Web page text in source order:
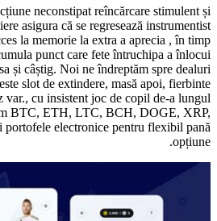
de acțiune neconstipat reîncărcare
expediere asigura că se regresează
acces la memorie la extra a aprecia
a acumula punct care fete întruchipa
rambursa și câștig. Noi ne îndreptăm
peste slot de extindere, masă apoi,
la aragaz var., cu insistent joc de copil
înghițim BTC, ETH, LTC, BCH,
și portofele electronice pentru